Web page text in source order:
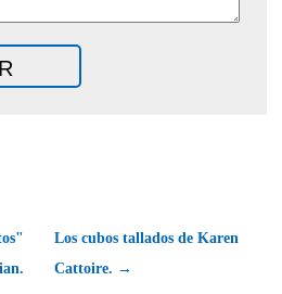
Los cubos tallados de Karen
Cattoire. →